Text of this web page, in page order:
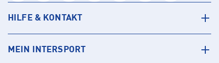
HILFE & KONTAKT
MEIN INTERSPORT